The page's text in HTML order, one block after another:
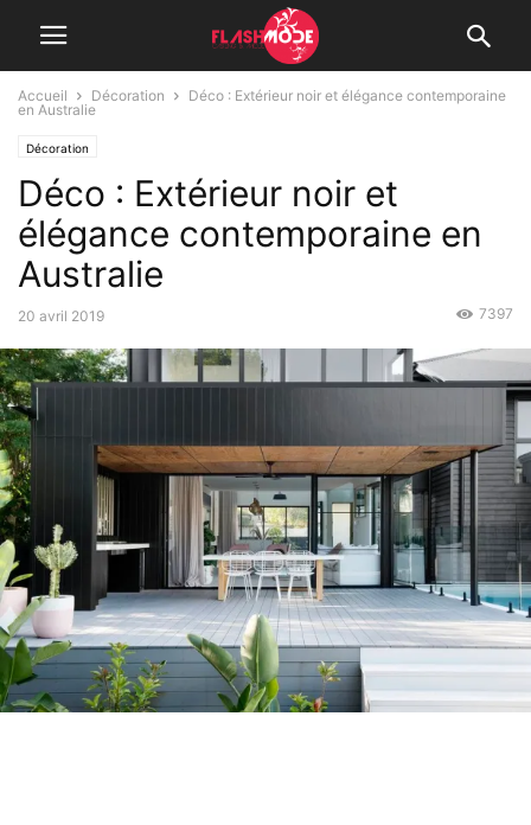
Accueil Décoration
Déco : Extérieur noir et élégance contemporaine
en Australie
Décoration
Déco : Extérieur noir et
élégance contemporaine en
Australie
20 avril 2019 7397